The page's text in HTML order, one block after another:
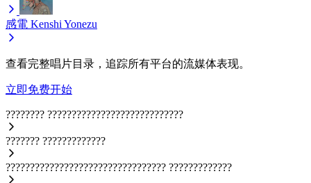
感電 Kenshi Yonezu
查看完整唱片目录，追踪所有平台的流媒体表现。
立即免费开始
???????? ????????????????????????????
??????? ?????????????
????????????????????????????????? ?????????????